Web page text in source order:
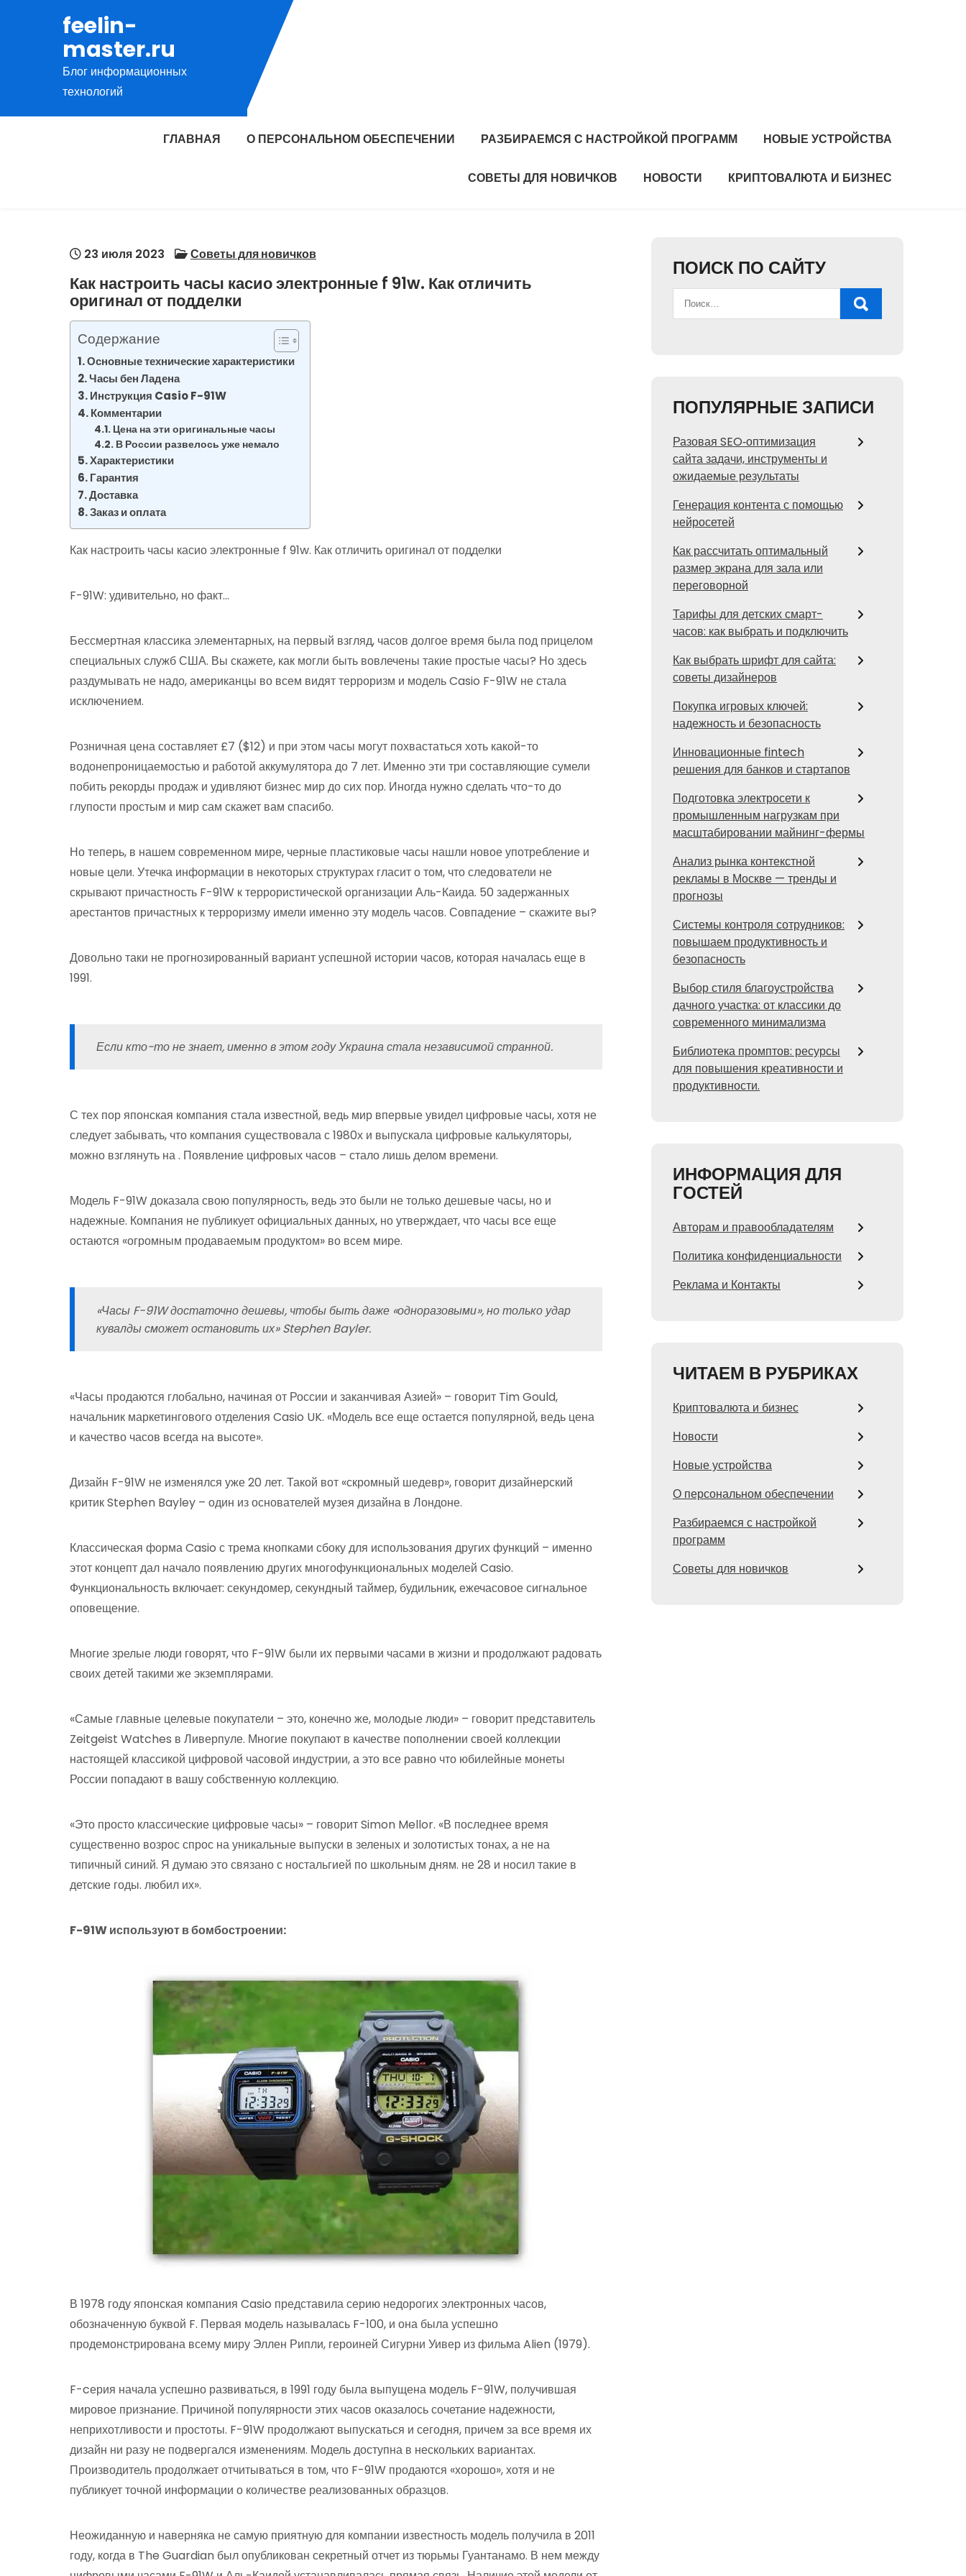
содержимому
feelin-
master.ru
Блог информационных
технологий
ГЛАВНАЯ О ПЕРСОНАЛЬНОМ ОБЕСПЕЧЕНИИ РАЗБИРАЕМСЯ С НАСТРОЙКОЙ ПРОГРАММ НОВЫЕ УСТРОЙСТВА
СОВЕТЫ ДЛЯ НОВИЧКОВ НОВОСТИ КРИПТОВАЛЮТА И БИЗНЕС
23 июля 2023 Советы для новичков
Как настроить часы касио электронные f 91w. Как отличить
оригинал от подделки
Содержание
Основные технические характеристики
Часы бен Ладена
Инструкция Casio F-91W
Комментарии
Цена на эти оригинальные часы
В России развелось уже немало
Характеристики
Гарантия
Доставка
Заказ и оплата
Как настроить часы касио электронные f 91w. Как отличить оригинал от подделки
F-91W: удивительно, но факт…
Бессмертная классика элементарных, на первый взгляд, часов долгое время была под прицелом
специальных служб США. Вы скажете, как могли быть вовлечены такие простые часы? Но здесь
раздумывать не надо, американцы во всем видят терроризм и модель Casio F-91W не стала
исключением.
Розничная цена составляет £7 ($12) и при этом часы могут похвастаться хоть какой-то
водонепроницаемостью и работой аккумулятора до 7 лет. Именно эти три составляющие сумели
побить рекорды продаж и удивляют бизнес мир до сих пор. Иногда нужно сделать что-то до
глупости простым и мир сам скажет вам спасибо.
Но теперь, в нашем современном мире, черные пластиковые часы нашли новое употребление и
новые цели. Утечка информации в некоторых структурах гласит о том, что следователи не
скрывают причастность F-91W к террористической организации Аль-Каида. 50 задержанных
арестантов причастных к терроризму имели именно эту модель часов. Совпадение – скажите вы?
Довольно таки не прогнозированный вариант успешной истории часов, которая началась еще в
1991.
Если кто-то не знает, именно в этом году Украина стала независимой странной.
С тех пор японская компания стала известной, ведь мир впервые увидел цифровые часы, хотя не
следует забывать, что компания существовала с 1980х и выпускала цифровые калькуляторы,
можно взглянуть на . Появление цифровых часов – стало лишь делом времени.
Модель F-91W доказала свою популярность, ведь это были не только дешевые часы, но и
надежные. Компания не публикует официальных данных, но утверждает, что часы все еще
остаются «огромным продаваемым продуктом» во всем мире.
«Часы F-91W достаточно дешевы, чтобы быть даже «одноразовыми», но только удар
кувалды сможет остановить их» Stephen Bayler.
«Часы продаются глобально, начиная от России и заканчивая Азией» – говорит Tim Gould,
начальник маркетингового отделения Casio UK. «Модель все еще остается популярной, ведь цена
и качество часов всегда на высоте».
Дизайн F-91W не изменялся уже 20 лет. Такой вот «скромный шедевр», говорит дизайнерский
критик Stephen Bayley – один из основателей музея дизайна в Лондоне.
Классическая форма Casio с трема кнопками сбоку для использования других функций – именно
этот концепт дал начало появлению других многофункциональных моделей Casio.
Функциональность включает: секундомер, секундный таймер, будильник, ежечасовое сигнальное
оповещение.
Многие зрелые люди говорят, что F-91W были их первыми часами в жизни и продолжают радовать
своих детей такими же экземплярами.
«Самые главные целевые покупатели – это, конечно же, молодые люди» – говорит представитель
Zeitgeist Watches в Ливерпуле. Многие покупают в качестве пополнении своей коллекции
настоящей классикой цифровой часовой индустрии, а это все равно что юбилейные монеты
России попадают в вашу собственную коллекцию.
«Это просто классические цифровые часы» – говорит Simon Mellor. «В последнее время
существенно возрос спрос на уникальные выпуски в зеленых и золотистых тонах, а не на
типичный синий. Я думаю это связано с ностальгией по школьным дням. не 28 и носил такие в
детские годы. любил их».
F-91W используют в бомбостроении:
В 1978 году японская компания Casio представила серию недорогих электронных часов,
обозначенную буквой F. Первая модель называлась F-100, и она была успешно
продемонстрирована всему миру Эллен Рипли, героиней Сигурни Уивер из фильма Alien (1979).
F-cерия начала успешно развиваться, в 1991 году была выпущена модель F-91W, получившая
мировое признание. Причиной популярности этих часов оказалось сочетание надежности,
неприхотливости и простоты. F-91W продолжают выпускаться и сегодня, причем за все время их
дизайн ни разу не подвергался изменениям. Модель доступна в нескольких вариантах.
Производитель продолжает отчитываться в том, что F-91W продаются «хорошо», хотя и не
публикует точной информации о количестве реализованных образцов.
Неожиданную и наверняка не самую приятную для компании известность модель получила в 2011
году, когда в The Guardian был опубликован секретный отчет из тюрьмы Гуантанамо. В нем между
ПОИСК ПО САЙТУ
ПОПУЛЯРНЫЕ ЗАПИСИ
Разовая SEO‑оптимизация
сайта задачи, инструменты и
ожидаемые результаты
Генерация контента с помощью
нейросетей
Как рассчитать оптимальный
размер экрана для зала или
переговорной
Тарифы для детских смарт-
часов: как выбрать и подключить
Как выбрать шрифт для сайта:
советы дизайнеров
Покупка игровых ключей:
надежность и безопасность
Инновационные fintech
решения для банков и стартапов
Подготовка электросети к
промышленным нагрузкам при
масштабировании майнинг-фермы
Анализ рынка контекстной
рекламы в Москве — тренды и
прогнозы
Системы контроля сотрудников:
повышаем продуктивность и
безопасность
Выбор стиля благоустройства
дачного участка: от классики до
современного минимализма
Библиотека промптов: ресурсы
для повышения креативности и
продуктивности.
ИНФОРМАЦИЯ ДЛЯ
ГОСТЕЙ
Авторам и правообладателям
Политика конфиденциальности
Реклама и Контакты
ЧИТАЕМ В РУБРИКАХ
Криптовалюта и бизнес
Новости
Новые устройства
О персональном обеспечении
Разбираемся с настройкой
программ
Советы для новичков